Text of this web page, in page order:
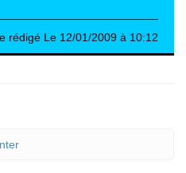
rédigé Le 12/01/2009 à 10:12